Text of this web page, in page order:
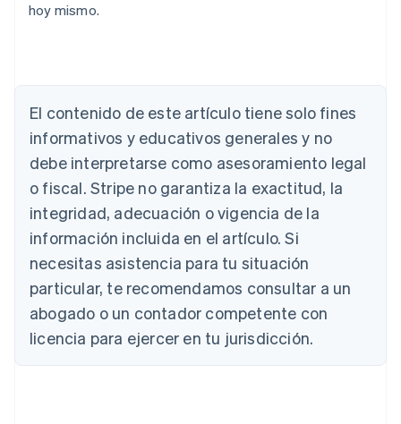
hoy mismo.
El contenido de este artículo tiene solo fines
informativos y educativos generales y no
debe interpretarse como asesoramiento legal
o fiscal. Stripe no garantiza la exactitud, la
integridad, adecuación o vigencia de la
información incluida en el artículo. Si
necesitas asistencia para tu situación
particular, te recomendamos consultar a un
abogado o un contador competente con
licencia para ejercer en tu jurisdicción.
Alemania
DeutschEnglish
Australia
Austria
DeutschEnglish
Bélgica
Brasil
PortuguêsEnglish